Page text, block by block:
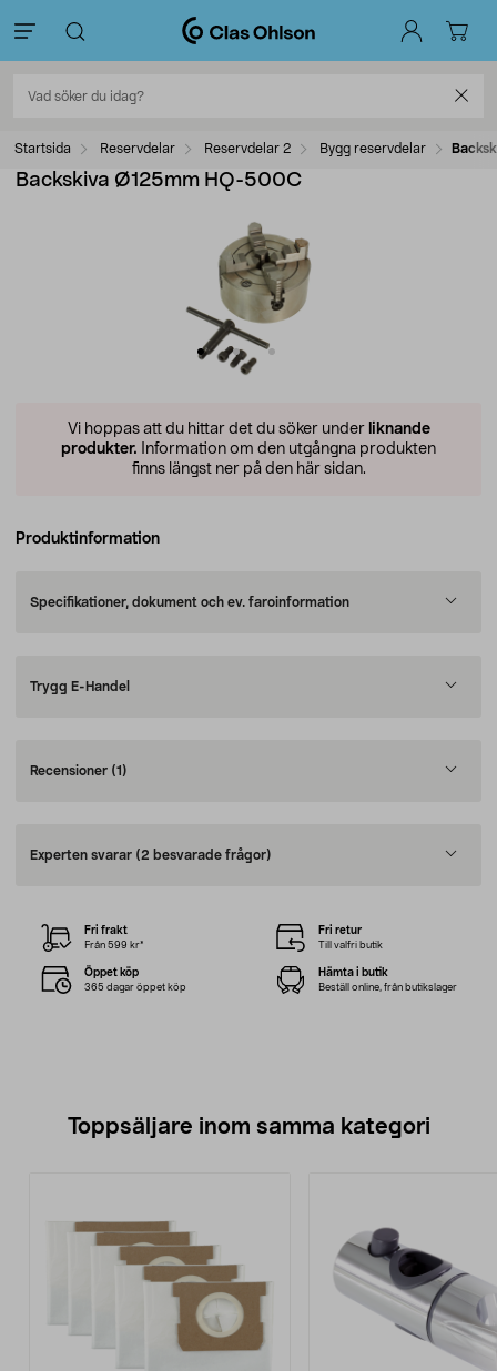
Startsida Reservdelar Reservdelar 2 Bygg reservdelar
Backskiva Ø125mm HQ-500C
Vi hoppas att du hittar det du söker under liknande
produkter. Information om den utgångna produkten
finns längst ner på den här sidan.
Produktinformation
Specifikationer, dokument och ev. faroinformation
Trygg E-Handel
Recensioner (1)
Experten svarar (2 besvarade frågor)
Fri frakt
Från 599 kr*
Fri retur
Till valfri butik
Öppet köp
365 dagar öppet köp
Hämta i butik
Beställ online, från butikslager
Toppsäljare inom samma kategori